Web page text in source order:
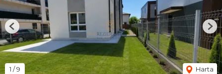
1 /9 Harta
Previous